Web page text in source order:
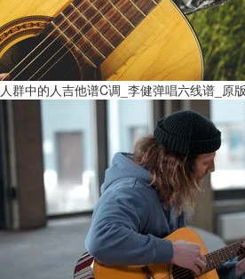
人群中的人吉他谱C调_李健弹唱六线谱_原